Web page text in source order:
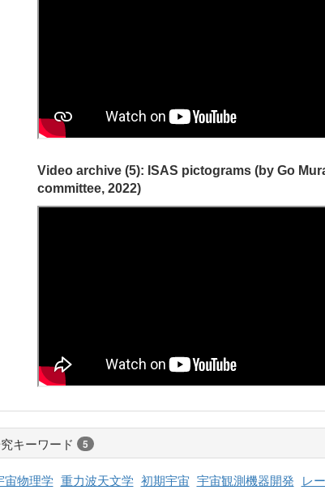
Video archive (5): ISAS pictograms (by Go
committee, 2022)
キーワード 5
宙物理学 重力波天文学 初期宇宙 宇宙観測機器開発 レ